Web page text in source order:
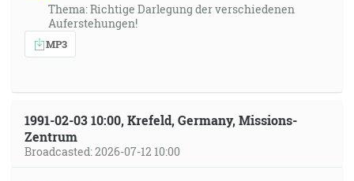
Thema: Richtige Darlegung der verschiedenen
Auferstehungen!
MP3
1991-02-03 10:00, Krefeld, Germany, Missions-
Zentrum
Broadcasted: 2026-07-12 10:00